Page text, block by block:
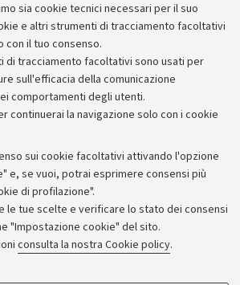
sia cookie tecnici necessari per il suo
e altri strumenti di tracciamento facoltativi
il tuo consenso.
di tracciamento facoltativi sono usati per
sull'efficacia della comunicazione
comportamenti degli utenti.
continuerai la navigazione solo con i cookie
sui cookie facoltativi attivando l'opzione
e, se vuoi, potrai esprimere consensi più
di profilazione".
le tue scelte e verificare lo stato dei consensi
"Impostazione cookie" del sito.
consulta la nostra Cookie policy.
Archivio
Comunicati stampa
Redazione
Rassegna stampa